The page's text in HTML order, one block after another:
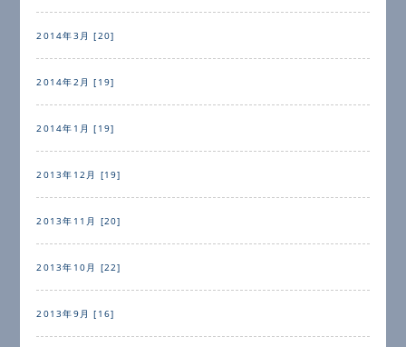
2014年3月 [20]
2014年2月 [19]
2014年1月 [19]
2013年12月 [19]
2013年11月 [20]
2013年10月 [22]
2013年9月 [16]